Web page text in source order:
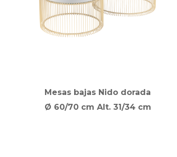
Mesas bajas Nido dorada
Ø 60/70 cm Alt. 31/34 cm